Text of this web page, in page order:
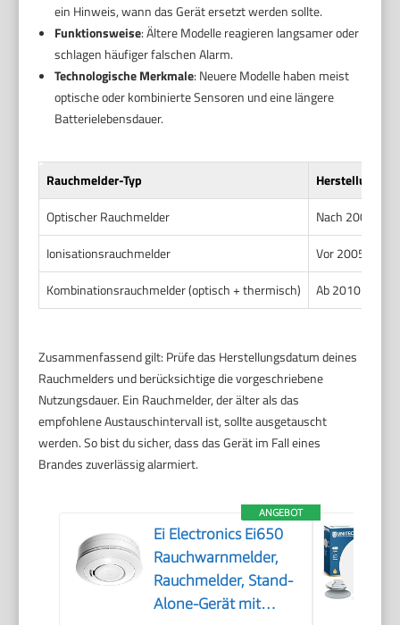
ein Hinweis, wann das Gerät ersetzt werden sollte.
Funktionsweise: Ältere Modelle reagieren langsamer oder
schlagen häufiger falschen Alarm.
Technologische Merkmale: Neuere Modelle haben meist
optische oder kombinierte Sensoren und eine längere
Batterielebensdauer.
Rauchmelder-Typ
Optischer Rauchmelder
Nach 2000
Ionisationsrauchmelder
Vor 2005
Kombinationsrauchmelder (optisch + thermisch)
Ab 2010
Zusammenfassend gilt: Prüfe das Herstellungsdatum deines
Rauchmelders und berücksichtige die vorgeschriebene
Nutzungsdauer. Ein Rauchmelder, der älter als das
empfohlene Austauschintervall ist, sollte ausgetauscht
werden. So bist du sicher, dass das Gerät im Fall eines
Brandes zuverlässig alarmiert.
ANGEBOT
Ei Electronics Ei650
Rauchwarnmelder,
Rauchmelder, Stand-
Alone-Gerät mit